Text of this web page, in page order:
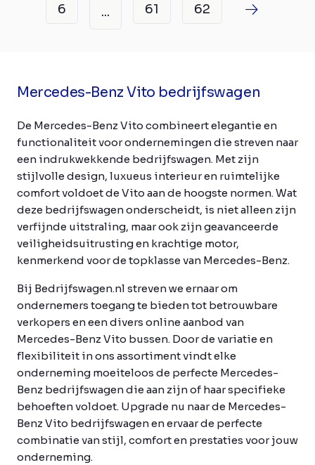
6 ... 61 62
Mercedes-Benz Vito bedrijfswagen
De Mercedes-Benz Vito combineert elegantie en
functionaliteit voor ondernemingen die streven naar
een indrukwekkende bedrijfswagen. Met zijn
stijlvolle design, luxueus interieur en ruimtelijke
comfort voldoet de Vito aan de hoogste normen. Wat
deze bedrijfswagen onderscheidt, is niet alleen zijn
verfijnde uitstraling, maar ook zijn geavanceerde
veiligheidsuitrusting en krachtige motor,
kenmerkend voor de topklasse van Mercedes-Benz.
Bij Bedrijfswagen.nl streven we ernaar om
ondernemers toegang te bieden tot betrouwbare
verkopers en een divers online aanbod van
Mercedes-Benz Vito bussen. Door de variatie en
flexibiliteit in ons assortiment vindt elke
onderneming moeiteloos de perfecte Mercedes-
Benz bedrijfswagen die aan zijn of haar specifieke
behoeften voldoet. Upgrade nu naar de Mercedes-
Benz Vito bedrijfswagen en ervaar de perfecte
combinatie van stijl, comfort en prestaties voor jouw
onderneming.